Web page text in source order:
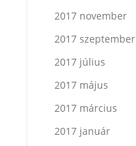
2017 november
2017 szeptember
2017 július
2017 május
2017 március
2017 január